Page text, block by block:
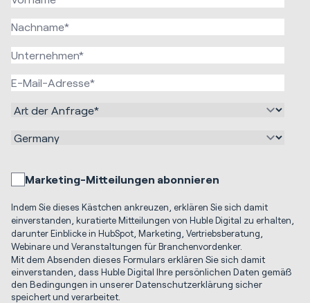
Marketing-Mitteilungen abonnieren
Indem Sie dieses Kästchen ankreuzen, erklären Sie sich damit
einverstanden, kuratierte Mitteilungen von Huble Digital zu erhalten,
darunter Einblicke in HubSpot, Marketing, Vertriebsberatung,
Webinare und Veranstaltungen für Branchenvordenker.
Mit dem Absenden dieses Formulars erklären Sie sich damit
einverstanden, dass Huble Digital Ihre persönlichen Daten gemäß
den Bedingungen in unserer Datenschutzerklärung sicher
speichert und verarbeitet.